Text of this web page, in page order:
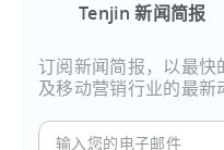
Tenjin 新闻简报
订阅新闻简报，以最
及移动营销行业的最新